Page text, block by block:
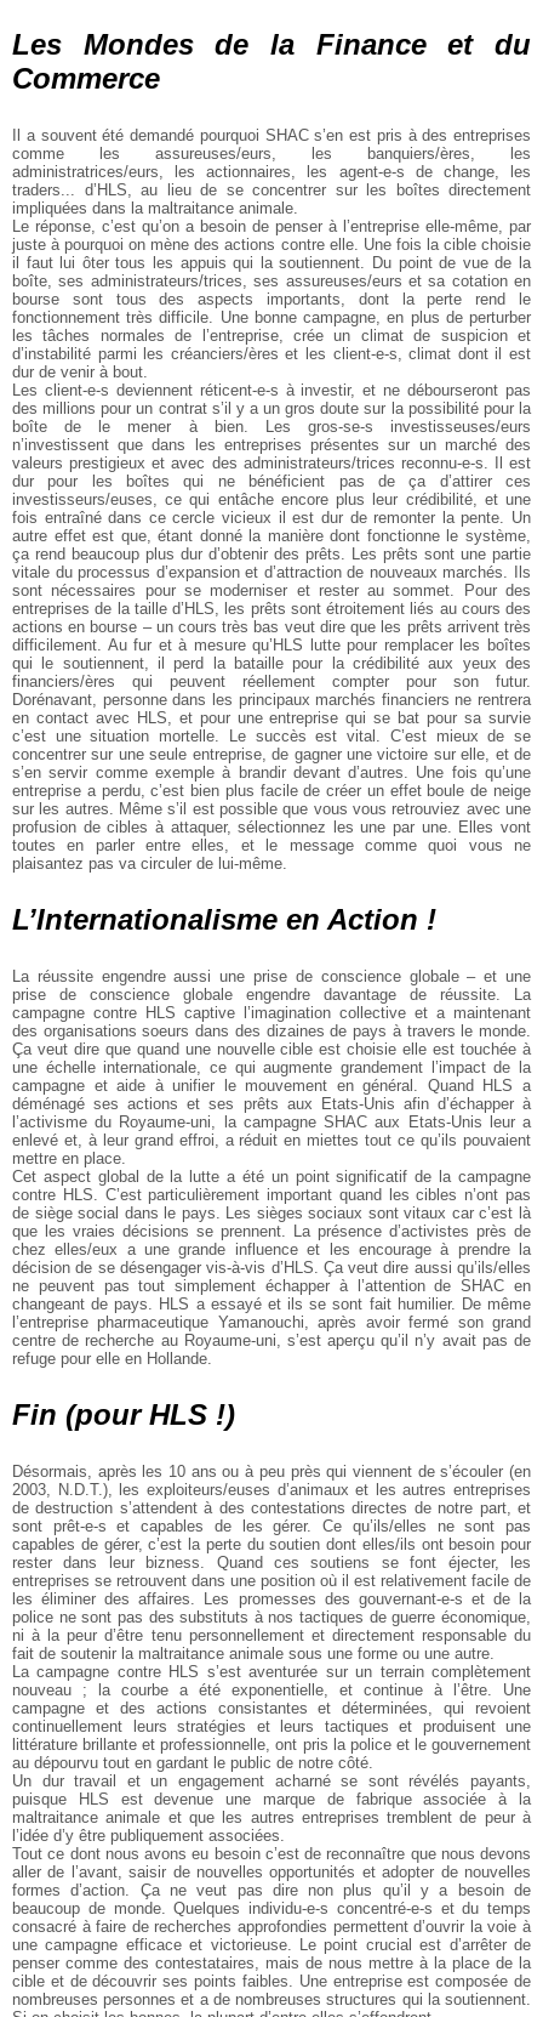
Les Mondes de la Finance et du
Commerce
Il a souvent été demandé pourquoi SHAC s’en est pris à des entreprises
comme les assureuses/eurs, les banquiers/ères, les
administratrices/eurs, les actionnaires, les agent-e-s de change, les
traders... d’HLS, au lieu de se concentrer sur les boîtes directement
impliquées dans la maltraitance animale.
Le réponse, c’est qu’on a besoin de penser à l’entreprise elle-même, par
juste à pourquoi on mène des actions contre elle. Une fois la cible choisie
il faut lui ôter tous les appuis qui la soutiennent. Du point de vue de la
boîte, ses administrateurs/trices, ses assureuses/eurs et sa cotation en
bourse sont tous des aspects importants, dont la perte rend le
fonctionnement très difficile. Une bonne campagne, en plus de perturber
les tâches normales de l’entreprise, crée un climat de suspicion et
d’instabilité parmi les créanciers/ères et les client-e-s, climat dont il est
dur de venir à bout.
Les client-e-s deviennent réticent-e-s à investir, et ne débourseront pas
des millions pour un contrat s’il y a un gros doute sur la possibilité pour la
boîte de le mener à bien. Les gros-se-s investisseuses/eurs
n’investissent que dans les entreprises présentes sur un marché des
valeurs prestigieux et avec des administrateurs/trices reconnu-e-s. Il est
dur pour les boîtes qui ne bénéficient pas de ça d’attirer ces
investisseurs/euses, ce qui entâche encore plus leur crédibilité, et une
fois entraîné dans ce cercle vicieux il est dur de remonter la pente. Un
autre effet est que, étant donné la manière dont fonctionne le système,
ça rend beaucoup plus dur d’obtenir des prêts. Les prêts sont une partie
vitale du processus d’expansion et d’attraction de nouveaux marchés. Ils
sont nécessaires pour se moderniser et rester au sommet. Pour des
entreprises de la taille d’HLS, les prêts sont étroitement liés au cours des
actions en bourse – un cours très bas veut dire que les prêts arrivent très
difficilement. Au fur et à mesure qu’HLS lutte pour remplacer les boîtes
qui le soutiennent, il perd la bataille pour la crédibilité aux yeux des
financiers/ères qui peuvent réellement compter pour son futur.
Dorénavant, personne dans les principaux marchés financiers ne rentrera
en contact avec HLS, et pour une entreprise qui se bat pour sa survie
c’est une situation mortelle. Le succès est vital. C’est mieux de se
concentrer sur une seule entreprise, de gagner une victoire sur elle, et de
s’en servir comme exemple à brandir devant d’autres. Une fois qu’une
entreprise a perdu, c’est bien plus facile de créer un effet boule de neige
sur les autres. Même s’il est possible que vous vous retrouviez avec une
profusion de cibles à attaquer, sélectionnez les une par une. Elles vont
toutes en parler entre elles, et le message comme quoi vous ne
plaisantez pas va circuler de lui-même.
L’Internationalisme en Action !
La réussite engendre aussi une prise de conscience globale – et une
prise de conscience globale engendre davantage de réussite. La
campagne contre HLS captive l’imagination collective et a maintenant
des organisations soeurs dans des dizaines de pays à travers le monde.
Ça veut dire que quand une nouvelle cible est choisie elle est touchée à
une échelle internationale, ce qui augmente grandement l’impact de la
campagne et aide à unifier le mouvement en général. Quand HLS a
déménagé ses actions et ses prêts aux Etats-Unis afin d’échapper à
l’activisme du Royaume-uni, la campagne SHAC aux Etats-Unis leur a
enlevé et, à leur grand effroi, a réduit en miettes tout ce qu’ils pouvaient
mettre en place.
Cet aspect global de la lutte a été un point significatif de la campagne
contre HLS. C’est particulièrement important quand les cibles n’ont pas
de siège social dans le pays. Les sièges sociaux sont vitaux car c’est là
que les vraies décisions se prennent. La présence d’activistes près de
chez elles/eux a une grande influence et les encourage à prendre la
décision de se désengager vis-à-vis d’HLS. Ça veut dire aussi qu’ils/elles
ne peuvent pas tout simplement échapper à l’attention de SHAC en
changeant de pays. HLS a essayé et ils se sont fait humilier. De même
l’entreprise pharmaceutique Yamanouchi, après avoir fermé son grand
centre de recherche au Royaume-uni, s’est aperçu qu’il n’y avait pas de
refuge pour elle en Hollande.
Fin (pour HLS !)
Désormais, après les 10 ans ou à peu près qui viennent de s’écouler (en
2003, N.D.T.), les exploiteurs/euses d’animaux et les autres entreprises
de destruction s’attendent à des contestations directes de notre part, et
sont prêt-e-s et capables de les gérer. Ce qu’ils/elles ne sont pas
capables de gérer, c’est la perte du soutien dont elles/ils ont besoin pour
rester dans leur bizness. Quand ces soutiens se font éjecter, les
entreprises se retrouvent dans une position où il est relativement facile de
les éliminer des affaires. Les promesses des gouvernant-e-s et de la
police ne sont pas des substituts à nos tactiques de guerre économique,
ni à la peur d’être tenu personnellement et directement responsable du
fait de soutenir la maltraitance animale sous une forme ou une autre.
La campagne contre HLS s’est aventurée sur un terrain complètement
nouveau ; la courbe a été exponentielle, et continue à l’être. Une
campagne et des actions consistantes et déterminées, qui revoient
continuellement leurs stratégies et leurs tactiques et produisent une
littérature brillante et professionnelle, ont pris la police et le gouvernement
au dépourvu tout en gardant le public de notre côté.
Un dur travail et un engagement acharné se sont révélés payants,
puisque HLS est devenue une marque de fabrique associée à la
maltraitance animale et que les autres entreprises tremblent de peur à
l’idée d’y être publiquement associées.
Tout ce dont nous avons eu besoin c’est de reconnaître que nous devons
aller de l’avant, saisir de nouvelles opportunités et adopter de nouvelles
formes d’action. Ça ne veut pas dire non plus qu’il y a besoin de
beaucoup de monde. Quelques individu-e-s concentré-e-s et du temps
consacré à faire de recherches approfondies permettent d’ouvrir la voie à
une campagne efficace et victorieuse. Le point crucial est d’arrêter de
penser comme des contestataires, mais de nous mettre à la place de la
cible et de découvrir ses points faibles. Une entreprise est composée de
nombreuses personnes et a de nombreuses structures qui la soutiennent.